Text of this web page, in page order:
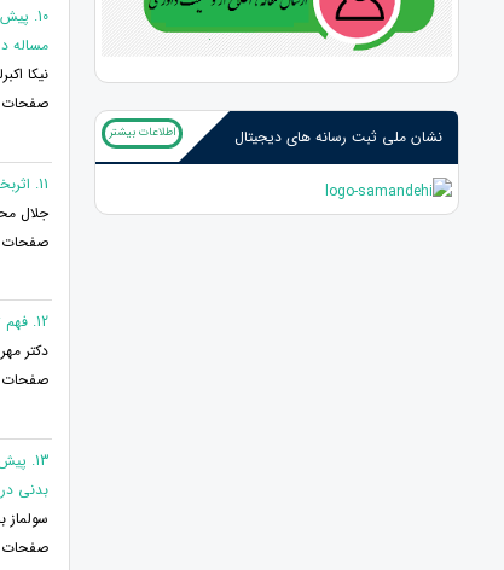
نشان ملی ثبت رسانه های دیجیتال اطلاعات بیشتر
10.
مساله
نیکا
صفحات 114 - 132
11. اثربخشی تحریک الکتریکی مستقیم مغز بر روی درد ادراک شده زنان مبتلا به میگرن
جلال
صفحات 133 - 138
12. فهم تجربه زیسته ارتباطات خانوادگی در دوران کرونا (مورد مطالعه خانواده های مشهدی دارای فرزند ۱۵تا ۱۸سال)
دکتر
صفحات 139 - 153
13.
بدنی
سولماز
صفحات 154 - 168